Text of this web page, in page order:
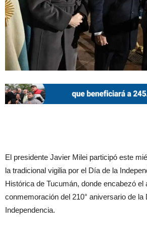
El presidente Javier Milei participó este
la tradicional vigilia por el Día de la
Histórica de Tucumán, donde encabezó el
conmemoración del 210° aniversario de la
Independencia.